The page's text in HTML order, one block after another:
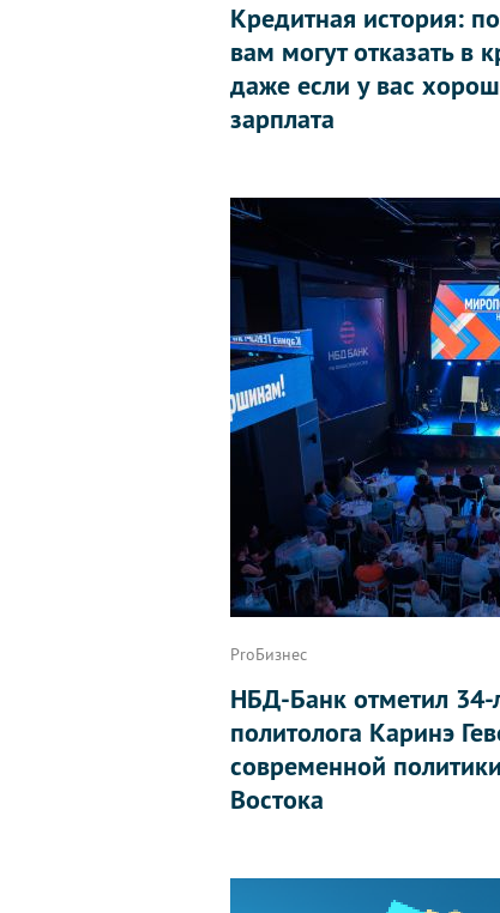
Кредитная история:
вам могут отказать в
даже если у вас
зарплата
ProБизнес
НБД-Банк отметил 34-
политолога Каринэ
современной
Востока